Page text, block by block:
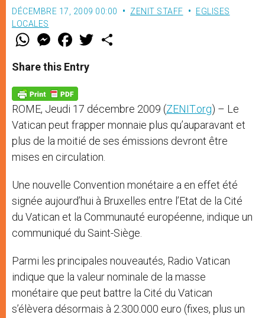
DÉCEMBRE 17, 2009 00:00 ZENIT STAFF
EGLISES
LOCALES
W
t
s
p
p
M
e
s
e
g
e
r
F
a
e
b
o
k
w
Share this Entry
ROME, Jeudi 17 décembre 2009 (ZENIT.org) – Le
Vatican peut frapper monnaie plus qu’auparavant et
plus de la moitié de ses émissions devront être
mises en circulation.
Une nouvelle Convention monétaire a en effet été
signée aujourd’hui à Bruxelles entre l’Etat de la Cité
du Vatican et la Communauté européenne, indique un
communiqué du Saint-Siège.
Parmi les principales nouveautés, Radio Vatican
indique que la valeur nominale de la masse
monétaire que peut battre la Cité du Vatican
s’élèvera désormais à 2.300.000 euro (fixes, plus un